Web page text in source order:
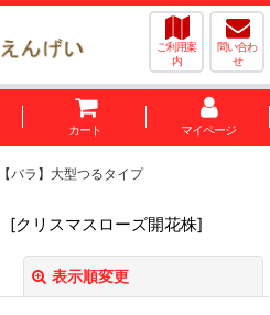
ご利用案
内
問い合わ
せ
カート マイページ
【バラ】大型つるタイプ
[クリスマスローズ開花株]
表示順変更